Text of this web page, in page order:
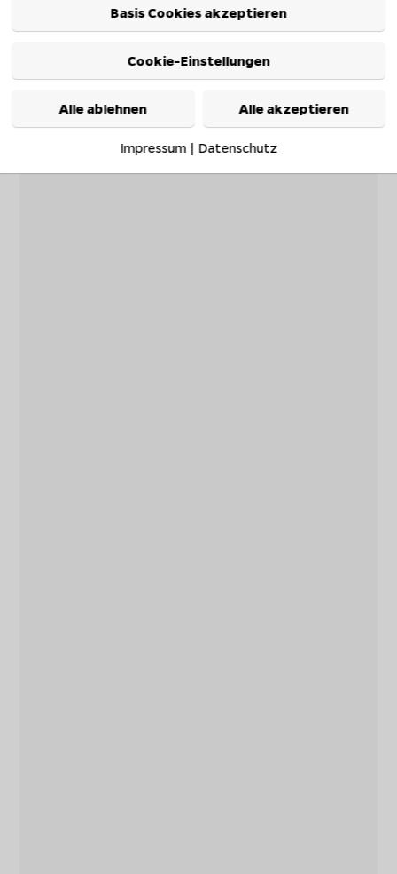
Basis Cookies akzeptieren
Cookie-Einstellungen
Alle ablehnen Alle akzeptieren
Impressum| Datenschutz